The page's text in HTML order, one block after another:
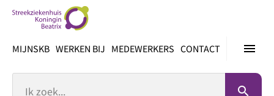
inhoud
menu
MIJNSKB WERKEN BIJ MEDEWERKERS CONTACT
search